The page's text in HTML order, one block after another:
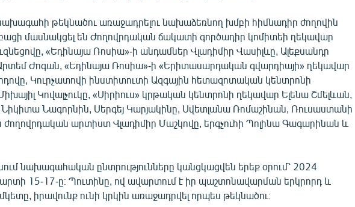
թեկնածու առաջադրելու նախաձեռնող խմբի հիմնադիր ժողովին
մասնակցել են Ժողովրդական ճակատի գործադիր կոմիտեի ղեկավար
«Եդինայա Ռոսիա»-ի անդամներ Վլադիմիր Վասիլևը, Ալեքսանդր
Ժոգան, «Եդինայա Ռոսիա»-ի «Երիտասարդական գվարդիայի» ղեկավար
Կուրչատովի ինստիտուտի Ազգային հետազոտական կենտրոնի
Կովալչուկը, «Սիրիուս» կրթական կենտրոնի ղեկավար Ելենա Շմելևան,
Նագորնին, Սերգեյ Կարյակինը, Սվետլանա Ռոմաշինան, Ռուսաստանի
ժողովրդական արտիստ Վլադիմիր Մաշկովը, երգչուհի Պոլինա Գագարինան և
նախագահական ընտրությունները կանցկացվեն երեք օրում՝ 2024
15-17-ը։ Պուտինը, ով ավարտում է իր պաշտոնավարման երկրորդ և
իրավունք ունի կրկին առաջադրվել որպես թեկնածու։